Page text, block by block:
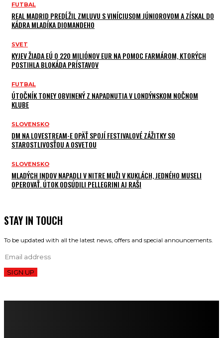
FUTBAL
REAL MADRID PREDĹŽIL ZMLUVU S VINÍCIUSOM JÚNIOROVOM A ZÍSKAL DO
KÁDRA MLADÍKA DIOMANDEHO
SVET
KYJEV ŽIADA EÚ O 220 MILIÓNOV EUR NA POMOC FARMÁROM, KTORÝCH
POSTIHLA BLOKÁDA PRÍSTAVOV
FUTBAL
ÚTOČNÍK TONEY OBVINENÝ Z NAPADNUTIA V LONDÝNSKOM NOČNOM
KLUBE
SLOVENSKO
DM NA LOVESTREAM-E OPÄŤ SPOJÍ FESTIVALOVÉ ZÁŽITKY SO
STAROSTLIVOSŤOU A OSVETOU
SLOVENSKO
MLADÝCH INDOV NAPADLI V NITRE MUŽI V KUKLÁCH, JEDNÉHO MUSELI
OPEROVAŤ. ÚTOK ODSÚDILI PELLEGRINI AJ RAŠI
STAY IN TOUCH
To be updated with all the latest news, offers and special announcements.
SIGN UP